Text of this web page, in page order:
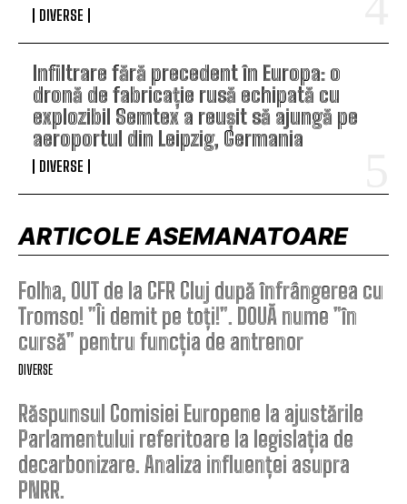
DIVERSE
Infiltrare fără precedent în Europa: o
dronă de fabricație rusă echipată cu
explozibil Semtex a reușit să ajungă pe
aeroportul din Leipzig, Germania
DIVERSE
ARTICOLE ASEMANATOARE
Folha, OUT de la CFR Cluj după înfrângerea cu
Tromso! ”Îi demit pe toți!”. DOUĂ nume ”în
cursă” pentru funcția de antrenor
DIVERSE
Răspunsul Comisiei Europene la ajustările
Parlamentului referitoare la legislația de
decarbonizare. Analiza influenței asupra
PNRR.